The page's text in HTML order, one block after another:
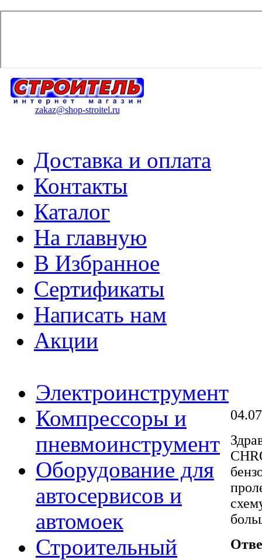
zakaz@shop-stroitel.ru
Доставка и оплата
Контакты
Каталог
На главную
В Избранное
Сертификаты
Написать нам
Акции
Электроинструмент
Компрессоры и
пневмоинструмент
Оборудование для
автосервисов и
автомоек
Строительный